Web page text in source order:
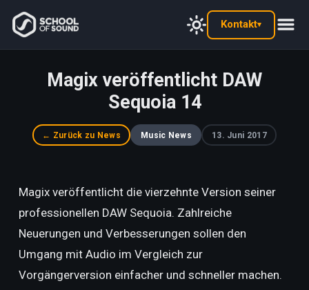
Kontakt▾
Magix veröffentlicht DAW
Sequoia 14
← Zurück zu News Music News 13. Juni 2017
Magix veröffentlicht die vierzehnte Version seiner
professionellen DAW Sequoia. Zahlreiche
Neuerungen und Verbesserungen sollen den
Umgang mit Audio im Vergleich zur
Vorgängerversion einfacher und schneller machen.